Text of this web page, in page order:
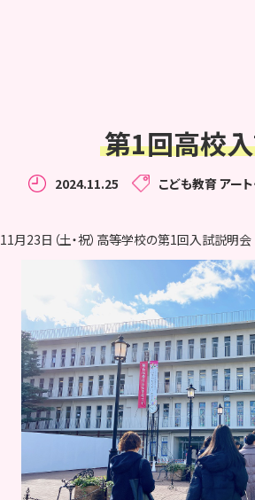
第1回高校入
2024.11.25 こども教育アート
11月23日（土・祝）高等学校の第1回入試説明会